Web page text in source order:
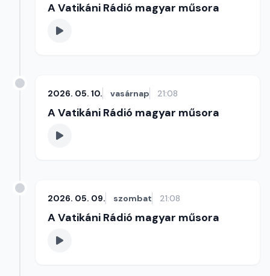
A Vatikáni Rádió magyar műsora
2026. 05. 10. vasárnap 21:08
A Vatikáni Rádió magyar műsora
2026. 05. 09. szombat 21:08
A Vatikáni Rádió magyar műsora